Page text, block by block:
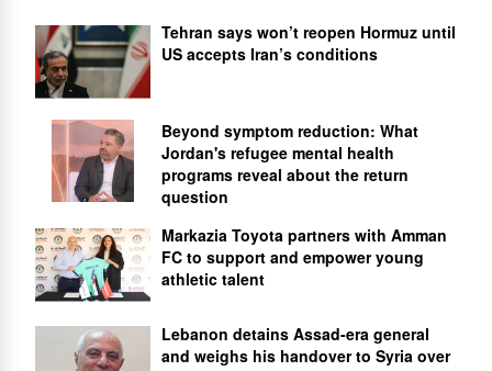
Tehran says won’t reopen Hormuz until
US accepts Iran’s conditions
Beyond symptom reduction: What
Jordan's refugee mental health
programs reveal about the return
question
Markazia Toyota partners with Amman
FC to support and empower young
athletic talent
Lebanon detains Assad-era general
and weighs his handover to Syria over